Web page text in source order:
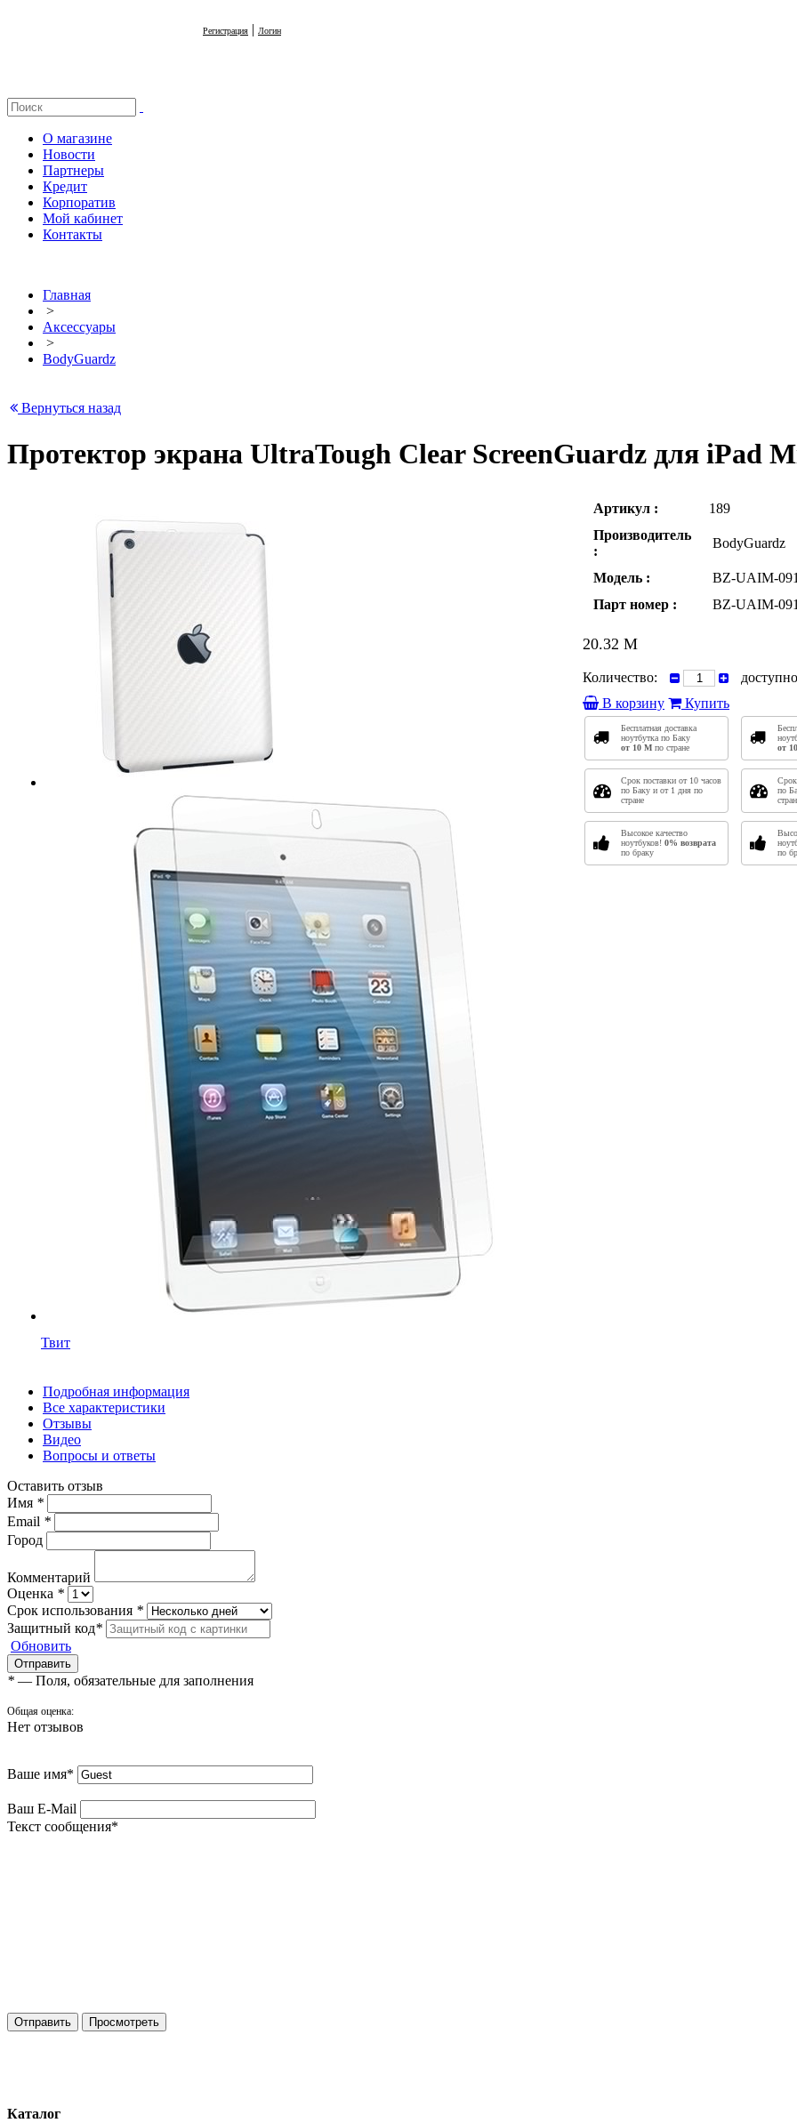
Регистрация | Логин
О магазине
Новости
Партнеры
Кредит
Корпоратив
Мой кабинет
Контакты
Главная
>
Аксессуары
>
BodyGuardz
Вернуться назад
Протектор экрана UltraTough Clear ScreenGuardz для iPad
Твит
Артикул :
189
Производитель
:
BodyGuardz
Модель :
BZ-UAIM-
Парт номер :
BZ-UAIM-
20.32 M
Количество:
В корзину
Купить
Бесплатная доставка
ноутбутка по Баку
от 10 M по стране
Срок поставки от 10 часов
по Баку и от 1 дня по
стране
Высокое качество
ноутбуков! 0% возврата
по браку
от 10
Срок
по
по
Подробная информация
Все характеристики
Отзывы
Видео
Вопросы и ответы
Оставить отзыв
Имя *
Email *
Город
Комментарий
Оценка *
Срок использования *
Защитный код*
Обновить
* — Поля, обязательные для заполнения
Общая оценка:
Нет отзывов
Ваше имя*
Ваш E-Mail
Текст сообщения*
Каталог